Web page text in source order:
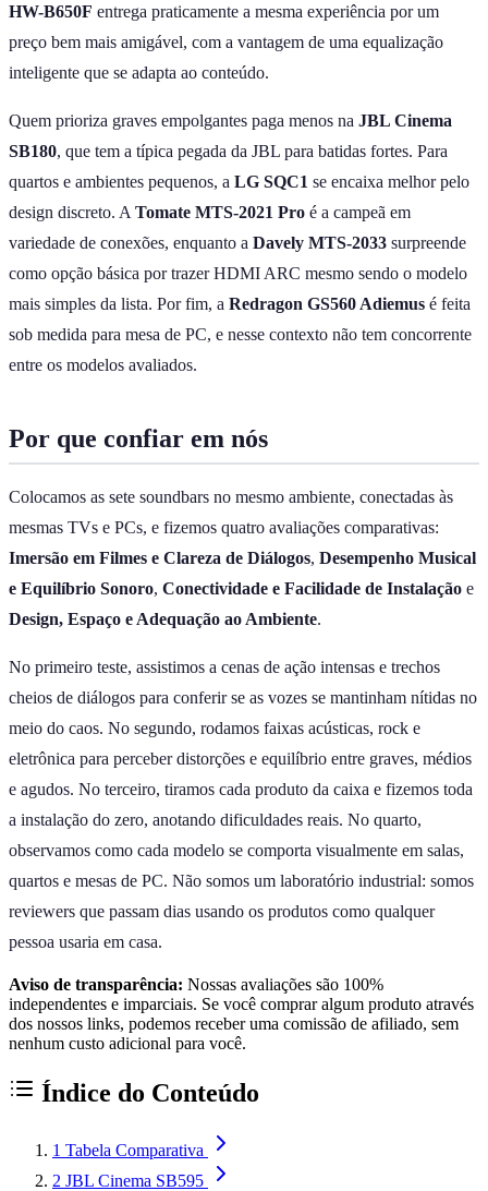
HW-B650F entrega praticamente a mesma experiência por um
preço bem mais amigável, com a vantagem de uma equalização
inteligente que se adapta ao conteúdo.
Quem prioriza graves empolgantes paga menos na JBL Cinema
SB180, que tem a típica pegada da JBL para batidas fortes. Para
quartos e ambientes pequenos, a LG SQC1 se encaixa melhor pelo
design discreto. A Tomate MTS-2021 Pro é a campeã em
variedade de conexões, enquanto a Davely MTS-2033 surpreende
como opção básica por trazer HDMI ARC mesmo sendo o modelo
mais simples da lista. Por fim, a Redragon GS560 Adiemus é feita
sob medida para mesa de PC, e nesse contexto não tem concorrente
entre os modelos avaliados.
Por que confiar em nós
Colocamos as sete soundbars no mesmo ambiente, conectadas às
mesmas TVs e PCs, e fizemos quatro avaliações comparativas:
Imersão em Filmes e Clareza de Diálogos, Desempenho Musical
e Equilíbrio Sonoro, Conectividade e Facilidade de Instalação e
Design, Espaço e Adequação ao Ambiente.
No primeiro teste, assistimos a cenas de ação intensas e trechos
cheios de diálogos para conferir se as vozes se mantinham nítidas no
meio do caos. No segundo, rodamos faixas acústicas, rock e
eletrônica para perceber distorções e equilíbrio entre graves, médios
e agudos. No terceiro, tiramos cada produto da caixa e fizemos toda
a instalação do zero, anotando dificuldades reais. No quarto,
observamos como cada modelo se comporta visualmente em salas,
quartos e mesas de PC. Não somos um laboratório industrial: somos
reviewers que passam dias usando os produtos como qualquer
pessoa usaria em casa.
Aviso de transparência: Nossas avaliações são 100%
independentes e imparciais. Se você comprar algum produto através
dos nossos links, podemos receber uma comissão de afiliado, sem
nenhum custo adicional para você.
Índice do Conteúdo
1 Tabela Comparativa
2 JBL Cinema SB595